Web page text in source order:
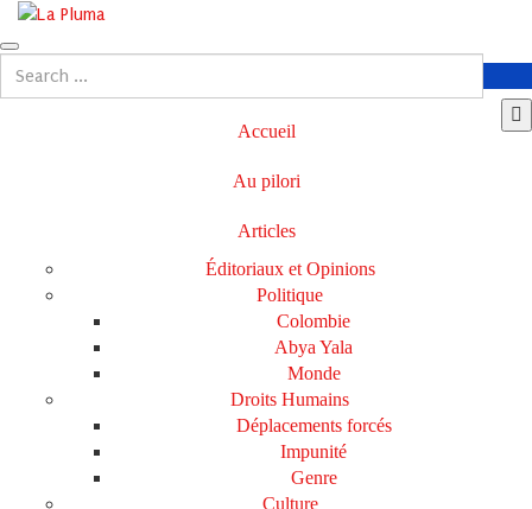
Accueil
Au pilori
Articles
Éditoriaux et Opinions
Politique
Colombie
Abya Yala
Monde
Droits Humains
Déplacements forcés
Impunité
Genre
Culture